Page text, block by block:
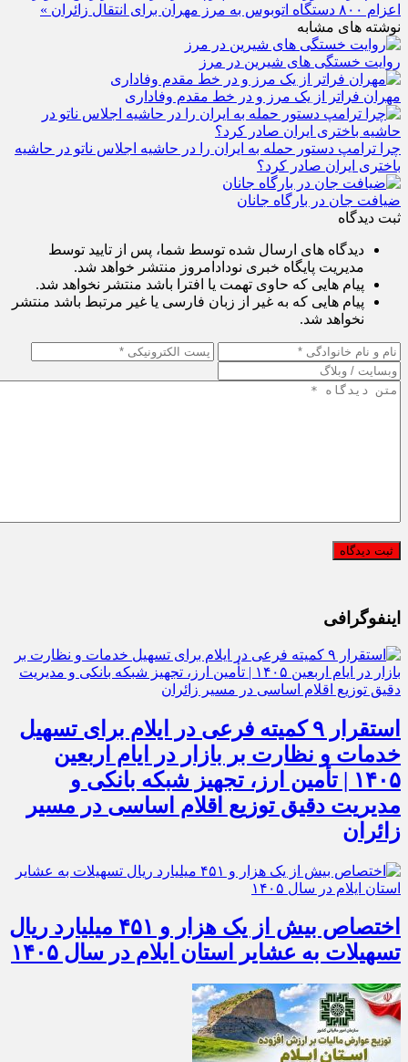
اعزام ۸۰۰ دستگاه اتوبوس به مرز مهران برای انتقال زائران »
نوشته های مشابه
روایت خستگی‌ های شیرین در مرز
مهران فراتر از یک مرز و در خط مقدم وفاداری
چرا ترامپ دستور حمله به ایران را در حاشیه اجلاس ناتو در حاشیه
باختری ایران صادر کرد؟
ضیافت جان در بارگاه جانان
ثبت دیدگاه
دیدگاه های ارسال شده توسط شما، پس از تایید توسط
مدیریت پایگاه خبری نودادامروز منتشر خواهد شد.
پیام هایی که حاوی تهمت یا افترا باشد منتشر نخواهد شد.
پیام هایی که به غیر از زبان فارسی یا غیر مرتبط باشد منتشر
نخواهد شد.
اینفوگرافی
استقرار ۹ کمیته فرعی در ایلام برای تسهیل
خدمات و نظارت بر بازار در ایام اربعین
۱۴۰۵ | تأمین ارز، تجهیز شبکه بانکی و
مدیریت دقیق توزیع اقلام اساسی در مسیر
زائران
اختصاص بیش از یک هزار و ۴۵۱ میلیارد ریال
تسهیلات به عشایر استان ایلام در سال ۱۴۰۵